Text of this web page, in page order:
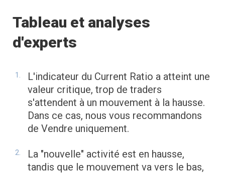
Tableau et analyses
d'experts
L'indicateur du Current Ratio a atteint une
valeur critique, trop de traders
s'attendent à un mouvement à la hausse.
Dans ce cas, nous vous recommandons
de Vendre uniquement.
La "nouvelle" activité est en hausse,
tandis que le mouvement va vers le bas,